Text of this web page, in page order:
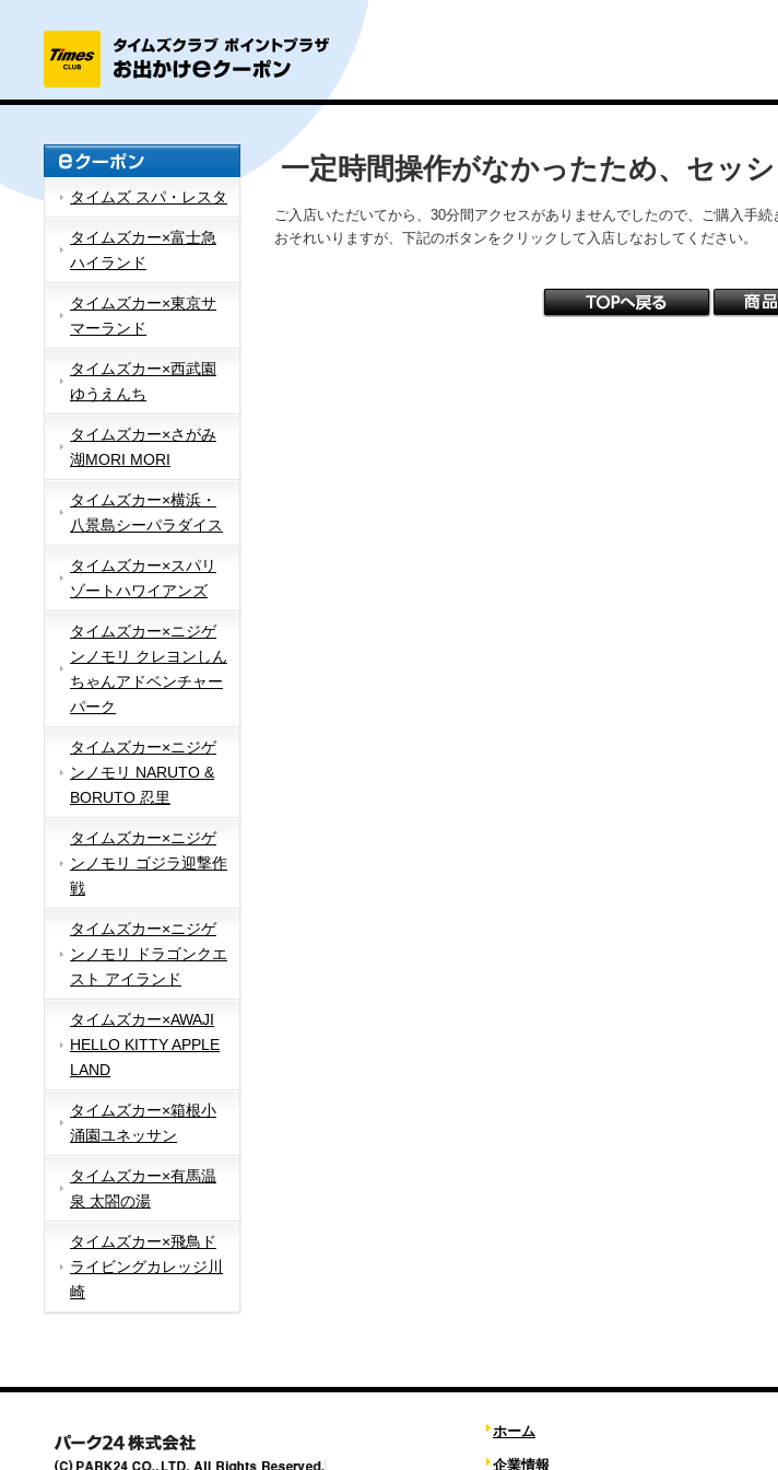
タイムズ スパ・レスタ
タイムズカー×富士急
ハイランド
タイムズカー×東京サ
マーランド
タイムズカー×西武園
ゆうえんち
タイムズカー×さがみ
湖MORI MORI
タイムズカー×横浜・
八景島シーパラダイス
タイムズカー×スパリ
ゾートハワイアンズ
タイムズカー×ニジゲ
ンノモリ クレヨンしん
ちゃんアドベンチャー
パーク
タイムズカー×ニジゲ
ンノモリ NARUTO &
BORUTO 忍里
タイムズカー×ニジゲ
ンノモリ ゴジラ迎撃作
戦
タイムズカー×ニジゲ
ンノモリ ドラゴンクエ
スト アイランド
タイムズカー×AWAJI
HELLO KITTY APPLE
LAND
タイムズカー×箱根小
涌園ユネッサン
タイムズカー×有馬温
泉 太閤の湯
タイムズカー×飛鳥ド
ライビングカレッジ川
崎
一定時間操作がなかったため、セッ
ご入店いただいてから、30分間アクセスがありませんでしたので、ご購入手続
おそれいりますが、下記のボタンをクリックして入店しなおしてください。
ホーム
企業情報